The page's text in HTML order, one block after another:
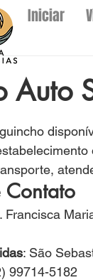
Iniciar
Auto
de 5 estrelas.
Contato
Francisca
: São
99714-5182